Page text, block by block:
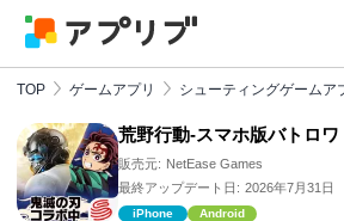
TOP ゲームアプリ シューティングゲームア
荒野行動-スマホ版バトロワ
販売元: NetEase Games
最終アップデート日: 2026年7月31日
iPhone Android